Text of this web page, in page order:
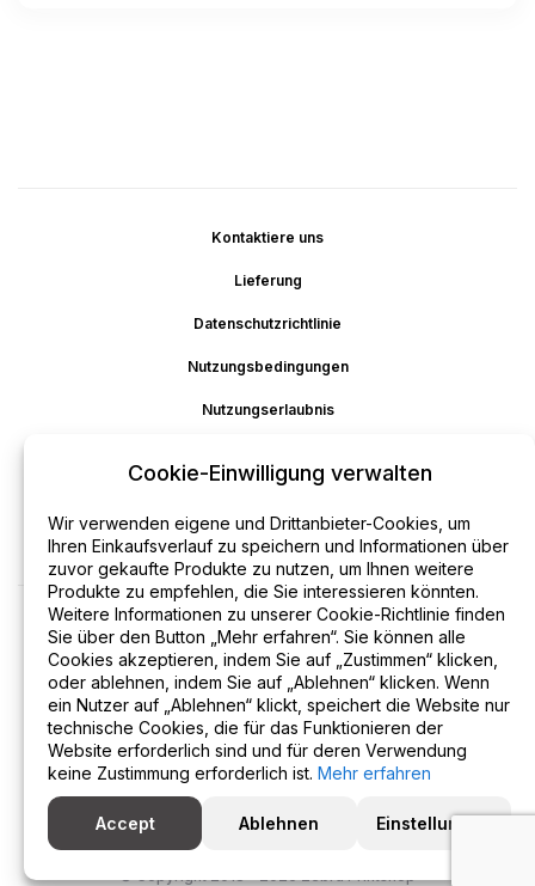
Kontaktiere uns
Lieferung
Datenschutzrichtlinie
Nutzungsbedingungen
Nutzungserlaubnis
Erstattung
© Copyright 2018 - 2026 Zebra Printshop
Cookie-Einwilligung verwalten
Wir verwenden eigene und Drittanbieter-Cookies, um
Ihren Einkaufsverlauf zu speichern und Informationen über
zuvor gekaufte Produkte zu nutzen, um Ihnen weitere
Produkte zu empfehlen, die Sie interessieren könnten.
Weitere Informationen zu unserer Cookie-Richtlinie finden
Sie über den Button „Mehr erfahren“. Sie können alle
Cookies akzeptieren, indem Sie auf „Zustimmen“ klicken,
oder ablehnen, indem Sie auf „Ablehnen“ klicken. Wenn
ein Nutzer auf „Ablehnen“ klickt, speichert die Website nur
technische Cookies, die für das Funktionieren der
Website erforderlich sind und für deren Verwendung
keine Zustimmung erforderlich ist. Mehr erfahren
Accept Ablehnen Einstellungen